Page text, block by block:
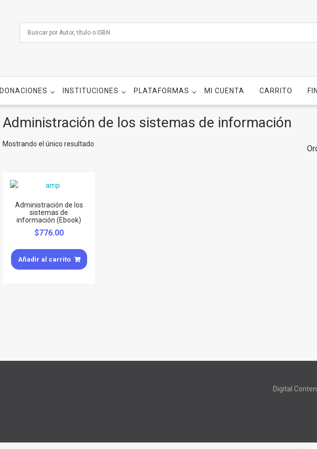
DONACIONES INSTITUCIONES PLATAFORMAS MI CUENTA CARRITO
Administración de los sistemas de información
Mostrando el único resultado
Administración de los
sistemas de
información (Ebook)
$776.00
Añadir al carrito
Digital